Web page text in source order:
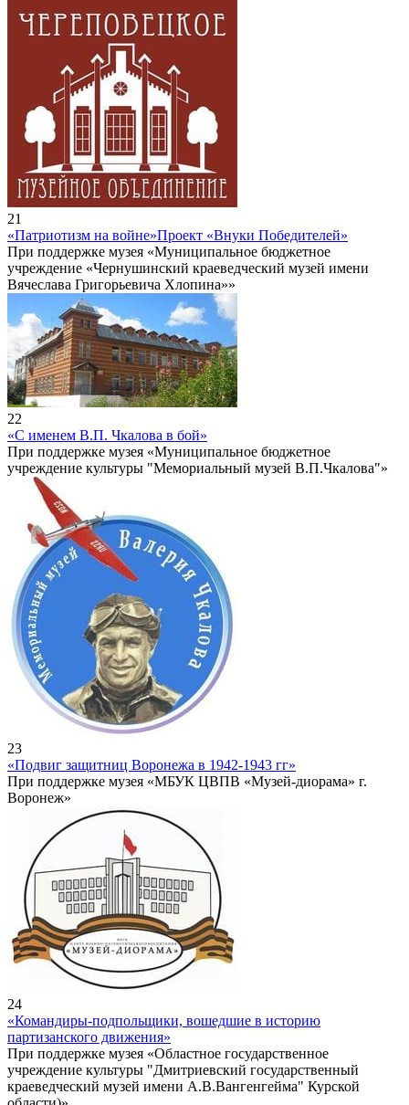
21
«Патриотизм на войне»Проект «Внуки Победителей»
При поддержке музея «Муниципальное бюджетное
учреждение «Чернушинский краеведческий музей имени
Вячеслава Григорьевича Хлопина»»
22
«С именем В.П. Чкалова в бой»
При поддержке музея «Муниципальное бюджетное
учреждение культуры "Мемориальный музей В.П.Чкалова"»
23
«Подвиг защитниц Воронежа в 1942-1943 гг»
При поддержке музея «МБУК ЦВПВ «Музей-диорама» г.
Воронеж»
24
«Командиры-подпольщики, вошедшие в историю
партизанского движения»
При поддержке музея «Областное государственное
учреждение культуры "Дмитриевский государственный
краеведческий музей имени А.В.Вангенгейма" Курской